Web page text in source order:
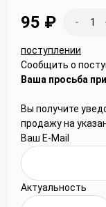
95 ₽ -
поступлении
Сообщить о
Ваша просьба
Вы получите
продажу на
Ваш E-Mail
Актуальность